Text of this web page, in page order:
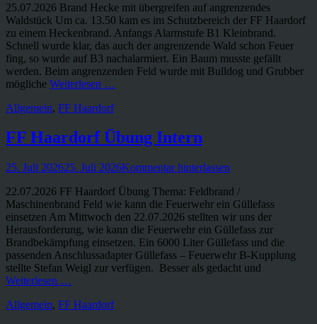
25.07.2026 Brand Hecke mit übergreifen auf angrenzendes
Waldstück Um ca. 13.50 kam es im Schutzbereich der FF Haardorf
zu einem Heckenbrand. Anfangs Alarmstufe B1 Kleinbrand.
Schnell wurde klar, das auch der angrenzende Wald schon Feuer
fing, so wurde auf B3 nachalarmiert. Ein Baum musste gefällt
werden. Beim angrenzenden Feld wurde mit Bulldog und Grubber
mögliche Weiterlesen …
Kategorien
Allgemein, FF Haardorf
FF Haardorf Übung Intern
Veröffentlicht
25. Juli 202625. Juli 2026Kommentar hinterlassen
22.07.2026 FF Haardorf Übung Thema: Feldbrand /
Maschinenbrand Feld wie kann die Feuerwehr ein Güllefass
einsetzen Am Mittwoch den 22.07.2026 stellten wir uns der
Herausforderung, wie kann die Feuerwehr ein Güllefass zur
Brandbekämpfung einsetzen. Ein 6000 Liter Güllefass und die
passenden Anschlussadapter Güllefass – Feuerwehr B-Kupplung
stellte Stefan Weigl zur verfügen. Besser als gedacht und
Weiterlesen …
Kategorien
Allgemein, FF Haardorf